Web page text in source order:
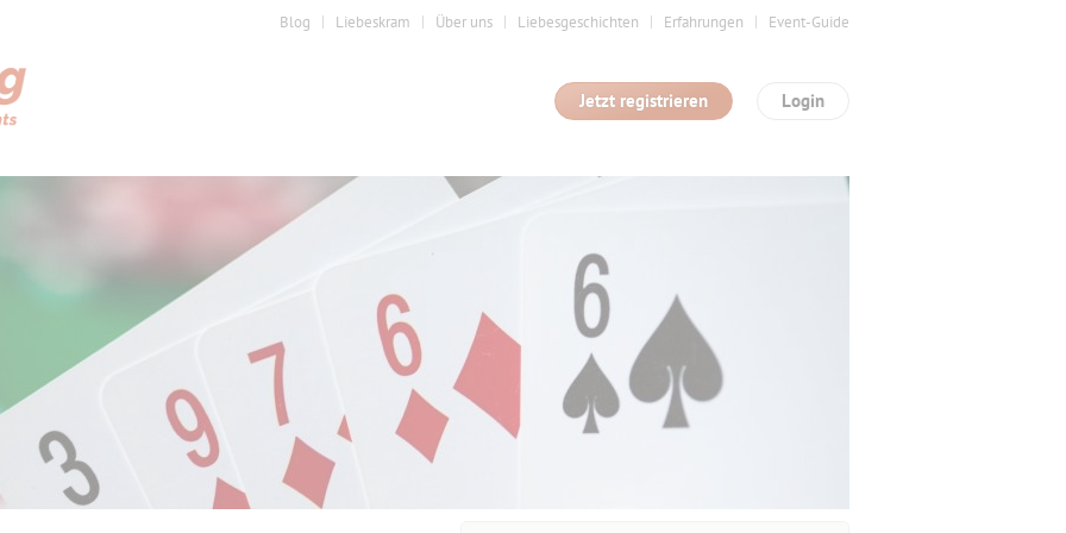
Blog Liebeskram Über uns Liebesgeschichten Erfahrungen Event-Guide
Login
Jetzt registrieren